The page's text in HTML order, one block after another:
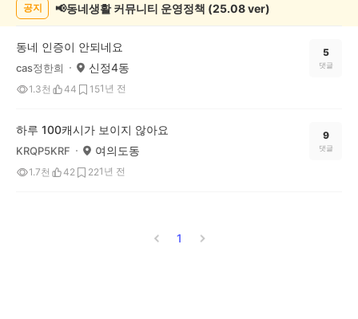
글
공지 📢동네생활 커뮤니티 운영정책 (25.08 ver)
동네 인증이 안되네요
cas정한희 신정4동
1.3천 44 151년 전
5
댓글
하루 100캐시가 보이지 않아요
KRQP5KRF 여의도동
1.7천 42 221년 전
9
댓글
1